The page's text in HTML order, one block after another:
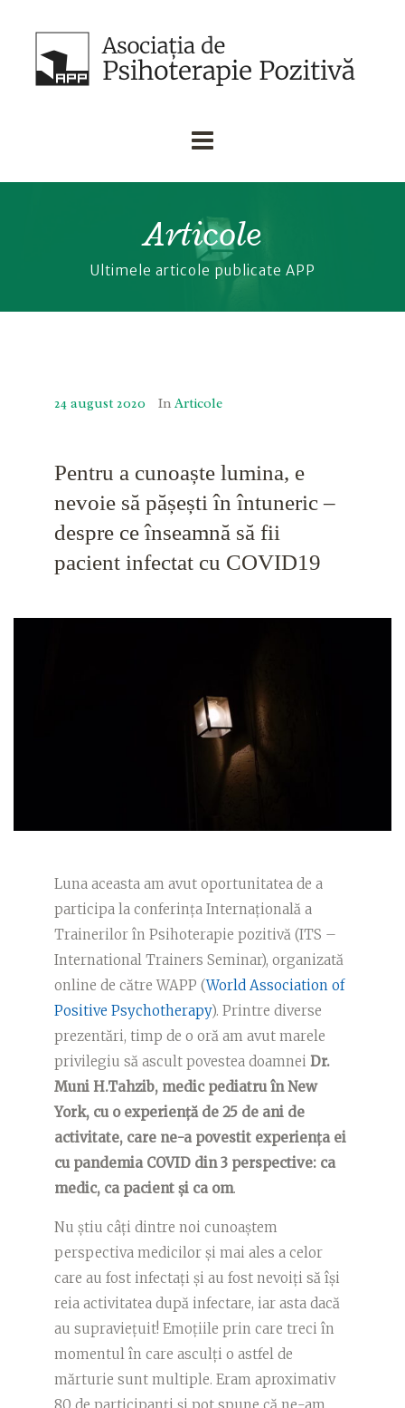
Articole
Ultimele articole publicate APP
24 august 2020 In Articole
Pentru a cunoaște lumina, e
nevoie să pășești în întuneric –
despre ce înseamnă să fii
pacient infectat cu COVID19
Luna aceasta am avut oportunitatea de a
participa la conferința Internațională a
Trainerilor în Psihoterapie pozitivă (ITS –
International Trainers Seminar), organizată
online de către WAPP (World Association of
Positive Psychotherapy). Printre diverse
prezentări, timp de o oră am avut marele
privilegiu să ascult povestea doamnei Dr.
Muni H.Tahzib, medic pediatru în New
York, cu o experiență de 25 de ani de
activitate, care ne-a povestit experiența ei
cu pandemia COVID din 3 perspective: ca
medic, ca pacient și ca om.
Nu știu câți dintre noi cunoaștem
perspectiva medicilor și mai ales a celor
care au fost infectați și au fost nevoiți să își
reia activitatea după infectare, iar asta dacă
au supraviețuit! Emoțiile prin care treci în
momentul în care asculți o astfel de
mărturie sunt multiple. Eram aproximativ